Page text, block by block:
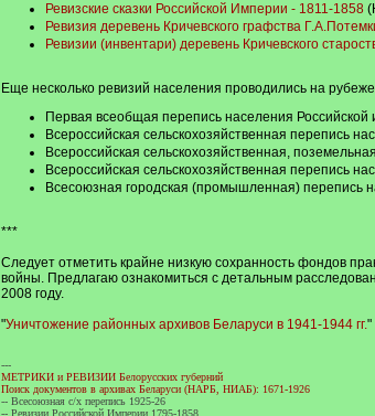
Ревизские сказки Российской Империи - 1811-1858
Ревизия деревень Кричевского графства
Ревизии (инвентари) деревень Кричевского
Еще несколько ревизий населения проводились на
Первая всеобщая перепись населения Российской
Всероссийская сельскохозяйственная перепись
Всероссийская сельскохозяйственная,
Всероссийская сельскохозяйственная перепись
Всесоюзная городская (промышленная) перепись
***
Следует отметить крайне низкую сохранность фондов
войны. Предлагаю ознакомиться с детальным
2008 году.
"Уничтожение районных архивов Беларуси в 1941-1944 гг."
---
МЕТРИКИ и РЕВИЗИИ Белорусских губерний
Поиск документов в архивах Беларуси (НАРБ, НИАБ): 1671-1926
-- Всесоюзная с/х перепись 1925-26
-- Ревизии Российской Империи 1795-1858